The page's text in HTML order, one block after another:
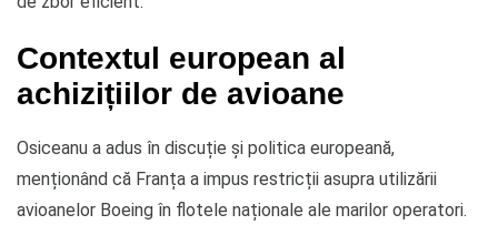
Contextul european al
achizițiilor de avioane
Osiceanu a adus în discuție și politica europeană,
menționând că Franța a impus restricții asupra utilizării
avioanelor Boeing în flotele naționale ale marilor operatori.